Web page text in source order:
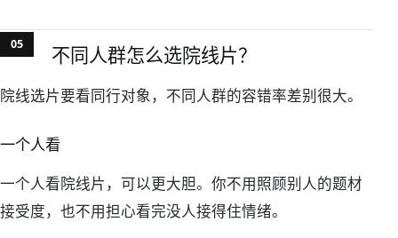
不同人群怎么选院线片？
院线选片要看同行对象，不同人群的容错率差别很大。
一个人看
一个人看院线片，可以更大胆。你不用照顾别人的题材
接受度，也不用担心看完没人接得住情绪。